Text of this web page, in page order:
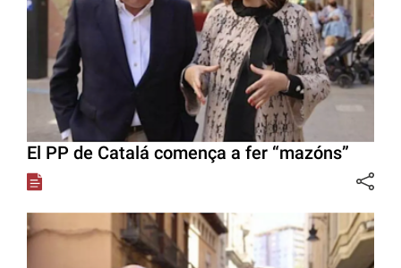
El PP de Catalá comença a fer “mazóns”